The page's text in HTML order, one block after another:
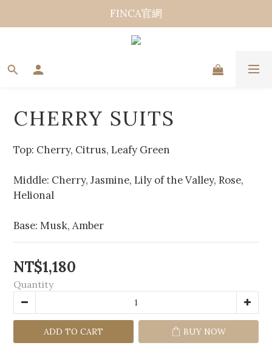
FINCA官網
CHERRY SUITS
Top: Cherry, Citrus, Leafy Green
Middle: Cherry, Jasmine, Lily of the Valley, Rose,
Helional
Base: Musk, Amber
NT$1,180
Quantity
ADD TO CART BUY NOW